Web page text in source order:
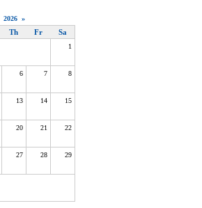
2026 »
Th Fr Sa
1
6 7 8
13 14 15
20 21 22
27 28 29